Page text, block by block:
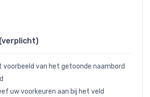
(verplicht)
voorbeeld van het getoonde naambord
uw voorkeuren aan bij het veld